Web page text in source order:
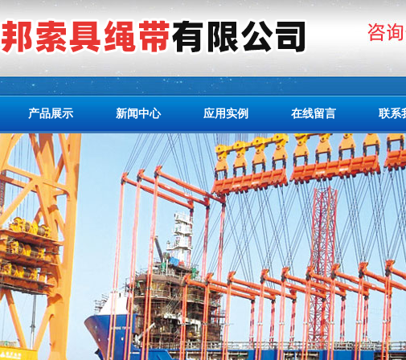
产品展示 新闻中心 应用实例 在线留言 联系